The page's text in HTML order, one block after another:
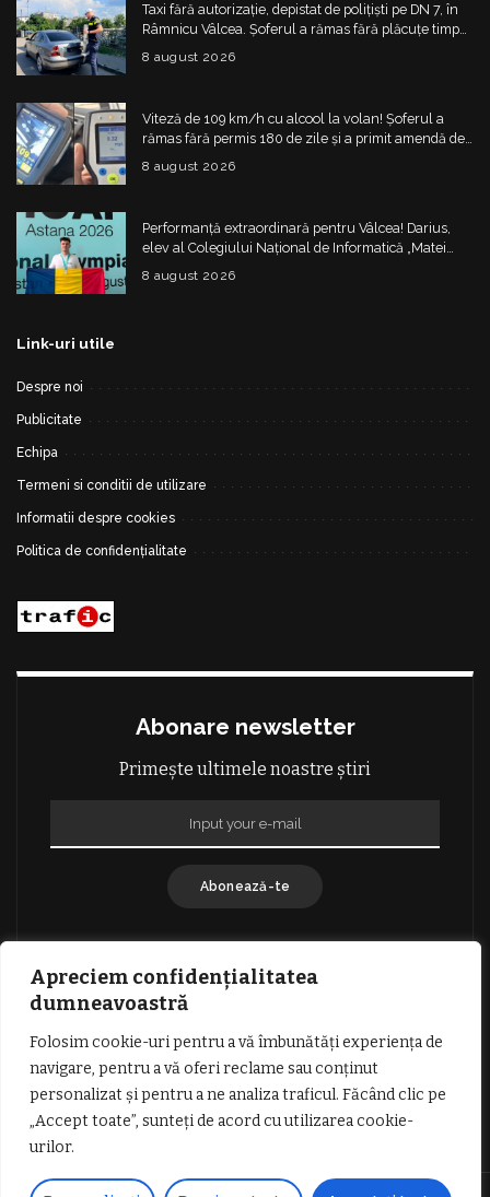
Apreciem confidențialitatea
dumneavoastră
Folosim cookie-uri pentru a vă îmbunătăți experiența de
navigare, pentru a vă oferi reclame sau conținut
personalizat și pentru a ne analiza traficul. Făcând clic pe
„Accept toate”, sunteți de acord cu utilizarea cookie-
urilor.
Taxi fără autorizație, depistat de polițiști pe DN 7, în
Râmnicu Vâlcea. Șoferul a rămas fără plăcuțe timp
de 6 luni
8 august 2026
Viteză de 109 km/h cu alcool la volan! Șoferul a
rămas fără permis 180 de zile și a primit amendă de
4.325 de lei
8 august 2026
Performanță extraordinară pentru Vâlcea! Darius,
elev al Colegiului Național de Informatică „Matei
Basarab”, a cucerit argintul la Olimpiada
Internațională de Inteligență Artificială
8 august 2026
Link-uri utile
Despre noi
Publicitate
Echipa
Termeni si conditii de utilizare
Informatii despre cookies
Politica de confidențialitate
Abonare newsletter
Primește ultimele noastre știri
Abonează-te
TERMENI SI CONDITII DE UTILIZARE
INFORMATII DESPRE COOKIES
DESPRE NOI
PUBLICITATE